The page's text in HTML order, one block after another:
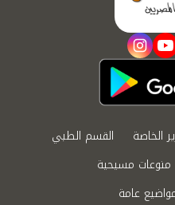
youtube
instagram
الخاصة
القسم الطبي
منوعات مسيحية
عامة